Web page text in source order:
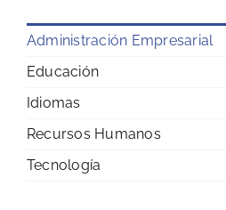
Administración Empresarial
Educación
Idiomas
Recursos Humanos
Tecnología